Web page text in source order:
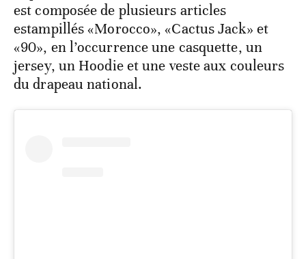
est composée de plusieurs articles
estampillés «Morocco», «Cactus Jack» et
«90», en l’occurrence une casquette, un
jersey, un Hoodie et une veste aux couleurs
du drapeau national.